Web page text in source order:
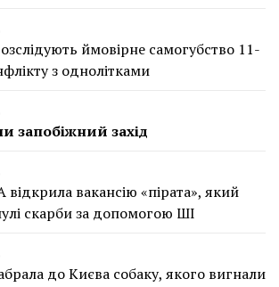
ймовірне самогубство 11-
з однолітками
запобіжний захід
вакансію «пірата», який
скарби за допомогою ШІ
до Києва собаку, якого вигнали